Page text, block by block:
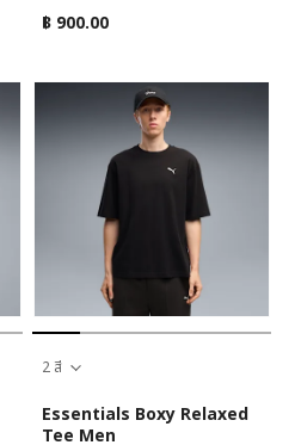
฿ 900.00
2 สี
Essentials Boxy Relaxed
Tee Men